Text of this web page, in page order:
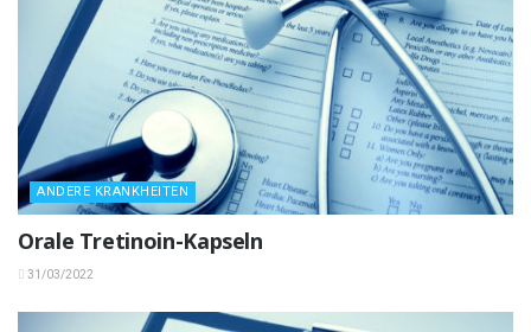
ANDERE KRANKHEITEN
Orale Tretinoin-Kapseln
31/03/2022